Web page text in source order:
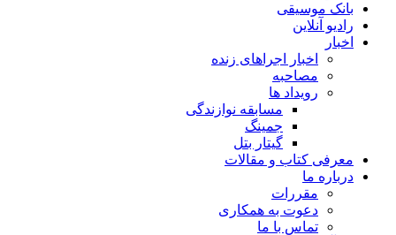
بانک موسیقی
رادیو آنلاین
اخبار
اخبار اجراهای زنده
مصاحبه
رویداد ها
مسابقه نوازندگی
جمینگ
گیتار بتل
معرفی کتاب و مقالات
درباره ما
مقررات
دعوت به همکاری
تماس با ما